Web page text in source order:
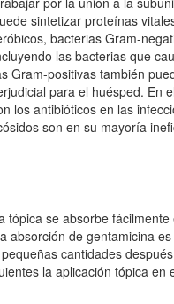
sintetizar proteínas
bacterias Gram-
las bacterias que
Gram-positivas también
para el huésped. En
los antibióticos en las
son en su mayoría
tópica se absorbe fácilmente
absorción de gentamicina
cantidades
la aplicación tópica en